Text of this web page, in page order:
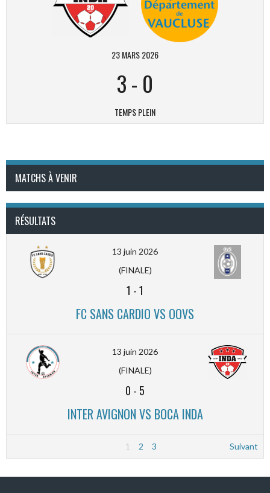
23 MARS 2026
3- 0
TEMPS PLEIN
MATCHS À VENIR
RÉSULTATS
13 juin 2026
(FINALE)
1 -1
FC SANS CARDIO VS OOVS
13 juin 2026
(FINALE)
0 - 5
INTER AVIGNON VS BOCA INDA
1 2 3 Suivant